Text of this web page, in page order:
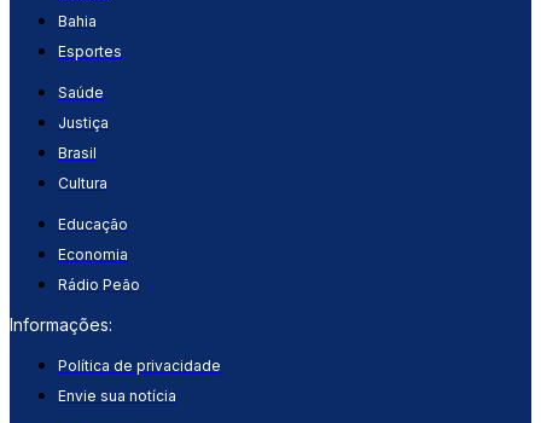
Bahia
Esportes
Saúde
Justiça
Brasil
Cultura
Educação
Economia
Rádio Peão
Informações:
Política de privacidade
Envie sua notícia